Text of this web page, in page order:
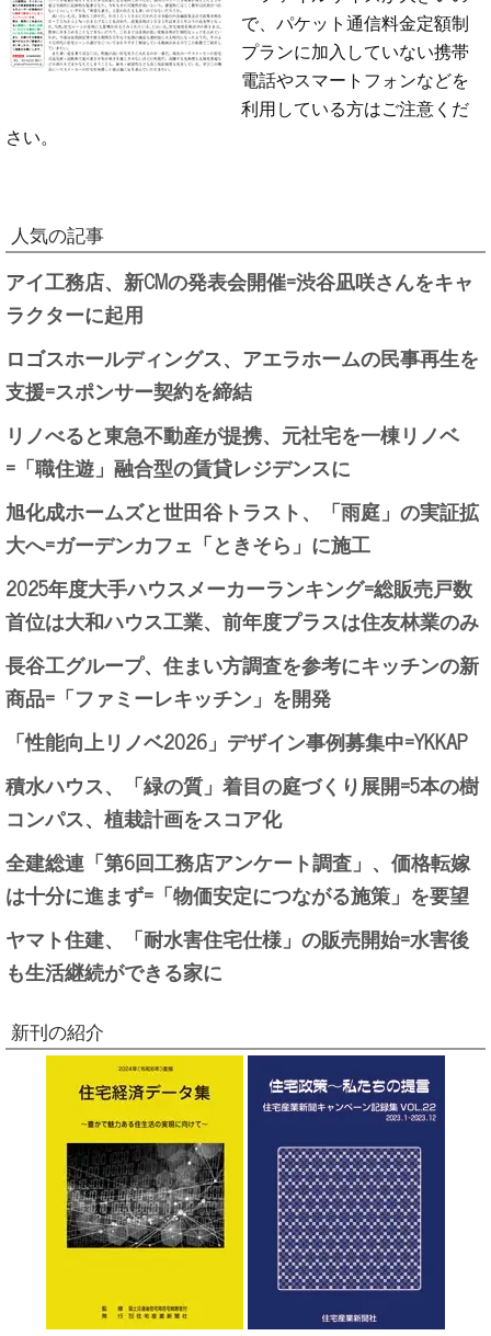
で、パケット通信料金定額制
プランに加入していない携帯
電話やスマートフォンなどを
利用している方はご注意くだ
さい。
人気の記事
アイ工務店、新CMの発表会開催=渋谷凪咲さんをキャ
ラクターに起用
ロゴスホールディングス、アエラホームの民事再生を
支援=スポンサー契約を締結
リノべると東急不動産が提携、元社宅を一棟リノベ
=「職住遊」融合型の賃貸レジデンスに
旭化成ホームズと世田谷トラスト、「雨庭」の実証拡
大へ=ガーデンカフェ「ときそら」に施工
2025年度大手ハウスメーカーランキング=総販売戸数
首位は大和ハウス工業、前年度プラスは住友林業のみ
長谷工グループ、住まい方調査を参考にキッチンの新
商品=「ファミーレキッチン」を開発
「性能向上リノベ2026」デザイン事例募集中=YKKAP
積水ハウス、「緑の質」着目の庭づくり展開=5本の樹
コンパス、植栽計画をスコア化
全建総連「第6回工務店アンケート調査」、価格転嫁
は十分に進まず=「物価安定につながる施策」を要望
ヤマト住建、「耐水害住宅仕様」の販売開始=水害後
も生活継続ができる家に
新刊の紹介